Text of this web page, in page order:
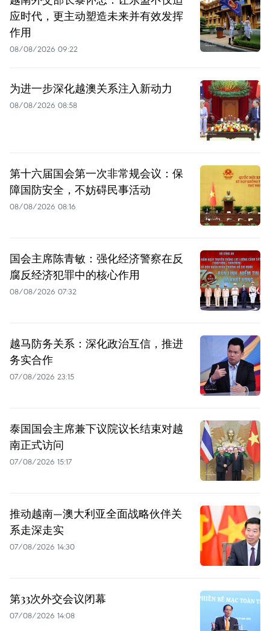
应时代，更主动塑造未来并有效发挥
作用
08/08/2026 09:22
为进一步深化越澳关系注入新动力
08/08/2026 08:58
第十六届国会第一次非常规会议：保
障国防安全，不妨碍民事活动
08/08/2026 08:16
国会主席陈青敏：强化经济警察在反
腐反经济犯罪中的核心作用
08/08/2026 07:32
越马防务关系：深化政治互信，推进
务实合作
07/08/2026 23:15
泰国国会主席兼下议院议长结束对越
南正式访问
07/08/2026 15:17
推动越南—澳大利亚全面战略伙伴关
系走深走实
07/08/2026 14:30
第33次外交会议闭幕
07/08/2026 14:08